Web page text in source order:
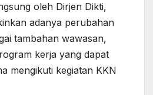
oleh Dirjen Dikti,
adanya perubahan
tambahan wawasan,
kerja yang dapat
mengikuti kegiatan KKN